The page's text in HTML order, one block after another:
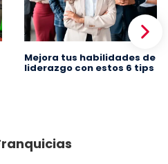
Mejora tus habilidades de
liderazgo con estos 6 tips